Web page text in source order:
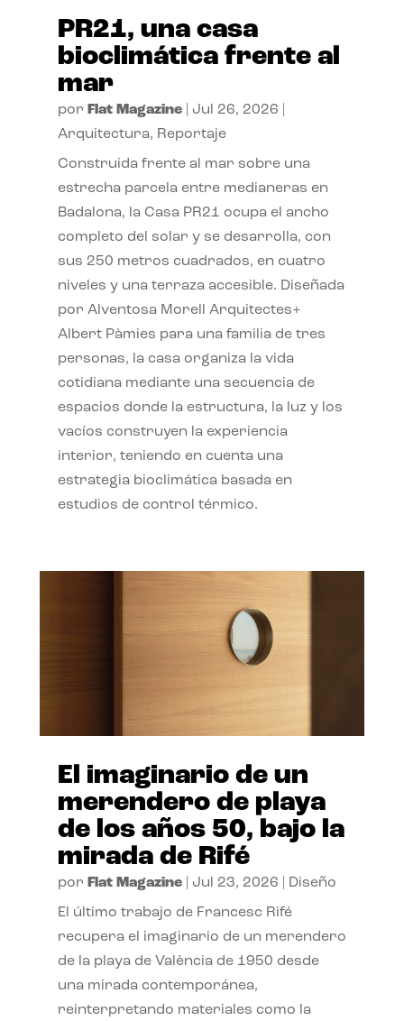
PR21, una casa
bioclimática frente al
mar
por Flat Magazine| Jul 26, 2026
Arquitectura, Reportaje
Construida frente al mar sobre una
estrecha parcela entre medianeras en
Badalona, la Casa PR21 ocupa el ancho
completo del solar y se desarrolla, con
sus 250 metros cuadrados, en cuatro
niveles y una terraza accesible. Diseñada
por Alventosa Morell Arquitectes+
Albert Pàmies para una familia de tres
personas, la casa organiza la vida
cotidiana mediante una secuencia de
espacios donde la estructura, la luz y los
vacíos construyen la experiencia
interior, teniendo en cuenta una
estrategia bioclimática basada en
estudios de control térmico.
El imaginario de un
merendero de playa
de los años 50, bajo la
mirada de Rifé
por Flat Magazine| Jul 23, 2026 Diseño
El último trabajo de Francesc Rifé
recupera el imaginario de un merendero
de la playa de València de 1950 desde
una mirada contemporánea,
reinterpretando materiales como la